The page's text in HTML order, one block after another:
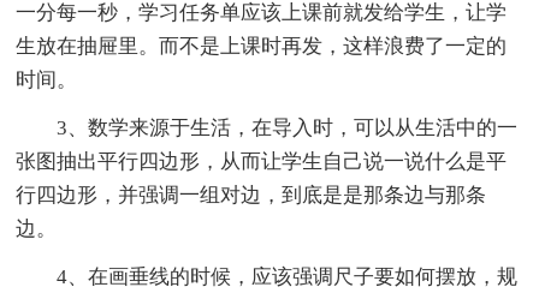
一分每一秒，学习任务单应该上课前就发给学生，让学
生放在抽屉里。而不是上课时再发，这样浪费了一定的
时间。
3、数学来源于生活，在导入时，可以从生活中的一
张图抽出平行四边形，从而让学生自己说一说什么是平
行四边形，并强调一组对边，到底是是那条边与那条
边。
4、在画垂线的时候，应该强调尺子要如何摆放，规